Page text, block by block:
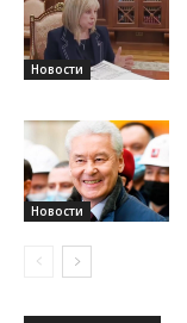
Новости
Новости